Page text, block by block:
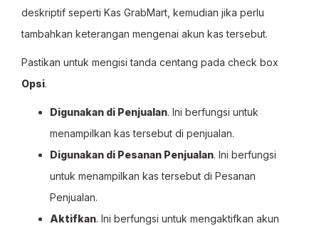
deskriptif seperti Kas GrabMart, kemudian jika perlu
tambahkan keterangan mengenai akun kas tersebut.
Pastikan untuk mengisi tanda centang pada check box
Opsi.
Digunakan di Penjualan. Ini berfungsi untuk
menampilkan kas tersebut di penjualan.
Digunakan di Pesanan Penjualan. Ini berfungsi
untuk menampilkan kas tersebut di Pesanan
Penjualan.
Aktifkan. Ini berfungsi untuk mengaktifkan akun